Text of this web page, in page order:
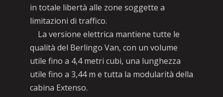
in totale libertà alle zone soggette a
limitazioni di traffico.
La versione elettrica mantiene tutte le
qualità del Berlingo Van, con un volume
utile fino a 4,4 metri cubi, una lunghezza
utile fino a 3,44 m e tutta la modularità della
cabina Extenso.